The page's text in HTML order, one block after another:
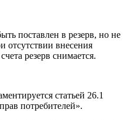
поставлен в резерв, но не
отсутствии внесения
резерв снимается.
статьей 26.1
потребителей».